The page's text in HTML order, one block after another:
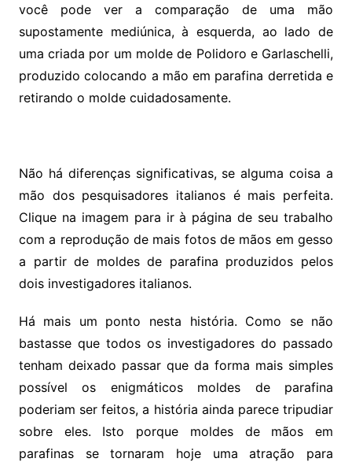
você pode ver a comparação de uma mão
supostamente mediúnica, à esquerda, ao lado de
uma criada por um molde de Polidoro e Garlaschelli,
produzido colocando a mão em parafina derretida e
retirando o molde cuidadosamente.
Não há diferenças significativas, se alguma coisa a
mão dos pesquisadores italianos é mais perfeita.
Clique na imagem para ir à página de seu trabalho
com a reprodução de mais fotos de mãos em gesso
a partir de moldes de parafina produzidos pelos
dois investigadores italianos.
Há mais um ponto nesta história. Como se não
bastasse que todos os investigadores do passado
tenham deixado passar que da forma mais simples
possível os enigmáticos moldes de parafina
poderiam ser feitos, a história ainda parece tripudiar
sobre eles. Isto porque moldes de mãos em
parafinas se tornaram hoje uma atração para